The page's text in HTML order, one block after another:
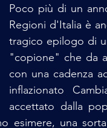
Poco più di un
Regioni d'Italia è
tragico epilogo di
"copione" che da
con una cadenza
inflazionato
accettato dalla
esimere, una